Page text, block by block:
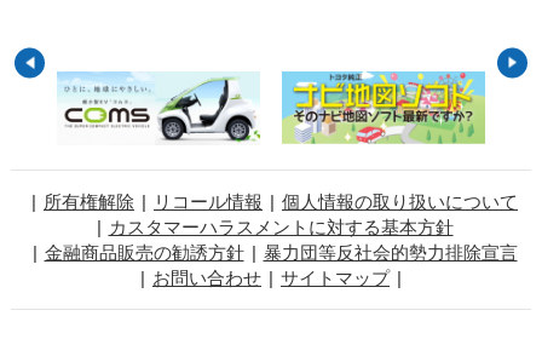
所有権解除 リコール情報
個人情報の取り扱いについて
カスタマーハラスメントに対する基本方針
金融商品販売の勧誘方針
暴力団等反社会的勢力排除宣言
お問い合わせ
サイトマップ